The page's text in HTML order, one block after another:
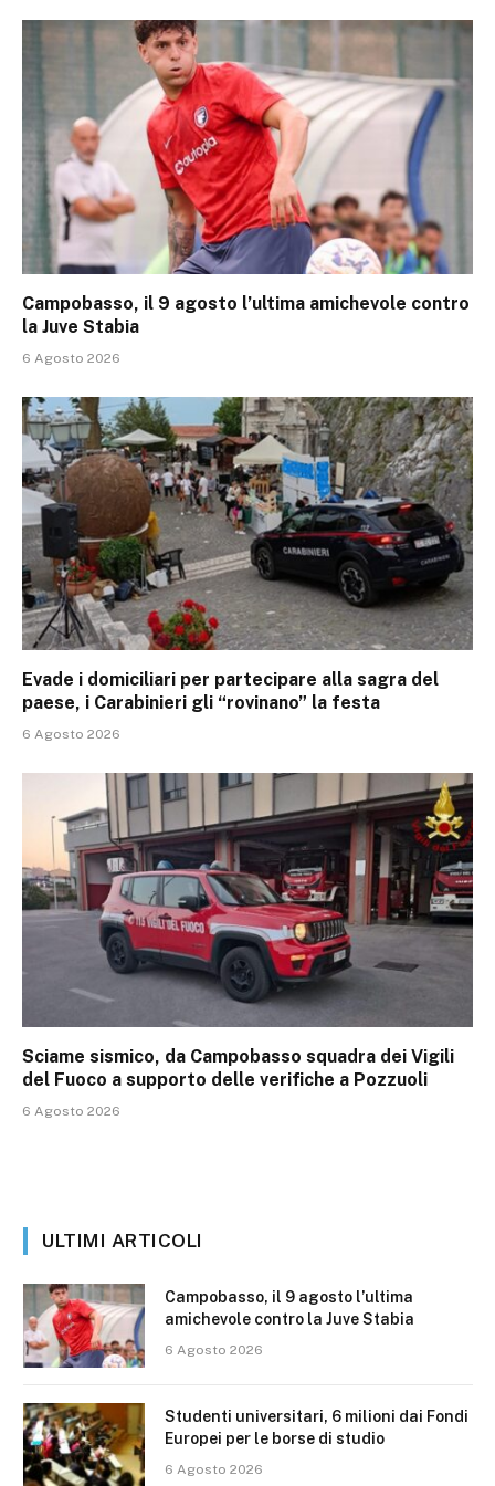
Campobasso, il 9 agosto l’ultima amichevole contro
la Juve Stabia
6 Agosto 2026
Evade i domiciliari per partecipare alla sagra del
paese, i Carabinieri gli “rovinano” la festa
6 Agosto 2026
Sciame sismico, da Campobasso squadra dei Vigili
del Fuoco a supporto delle verifiche a Pozzuoli
6 Agosto 2026
ULTIMI ARTICOLI
Campobasso, il 9 agosto l’ultima
amichevole contro la Juve Stabia
6 Agosto 2026
Studenti universitari, 6 milioni dai Fondi
Europei per le borse di studio
6 Agosto 2026